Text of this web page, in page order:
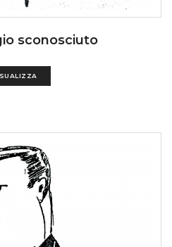
sconosciuto